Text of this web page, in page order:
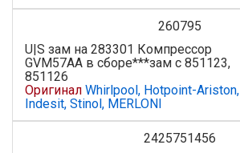
260795
U|S зам на 283301 Компрессор
GVM57AA в сборе***зам с 851123,
851126
Оригинал Whirlpool, Hotpoint-Ariston,
Indesit, Stinol, MERLONI
2425751456